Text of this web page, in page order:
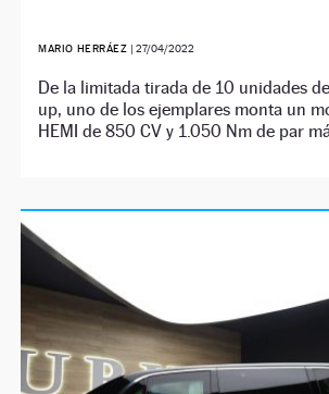
MARIO HERRÁEZ | 27/04/2022
De la limitada tirada de 10 unidades
up, uno de los ejemplares monta un
HEMI de 850 CV y 1.050 Nm de par